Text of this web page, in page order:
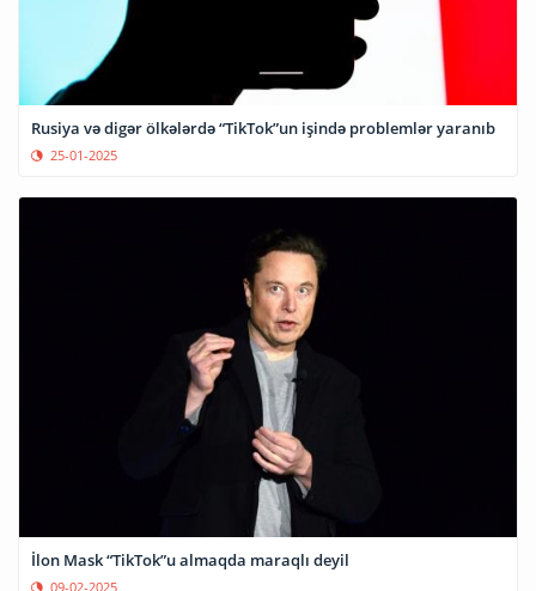
Rusiya və digər ölkələrdə “TikTok”un işində problemlər yaranıb
25-01-2025
İlon Mask “TikTok”u almaqda maraqlı deyil
09-02-2025